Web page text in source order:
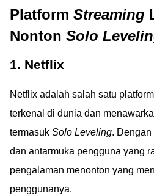
IndoXXI! Cek 15
streaming film
aman, & bebas
Platform Streaming
Nonton Solo
1. Netflix
Netflix adalah salah satu platform
terkenal di dunia dan
termasuk Solo Leveling.
dan antarmuka pengguna yang
pengalaman menonton yang
penggunanya.